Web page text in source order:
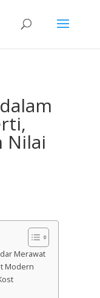
Nilai
Merawat
Modern